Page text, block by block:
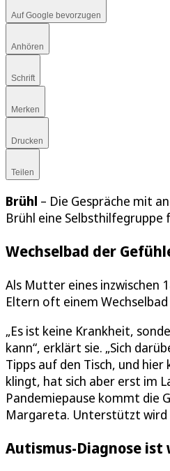
Auf Google bevorzugen
Anhören
Schrift
Merken
Drucken
Teilen
Brühl – Die Gespräche mit
Brühl eine
Wechselbad der
Als Mutter eines inzwischen
Eltern oft einem
„Es ist keine Krankheit,
kann“, erklärt sie. „Sich
Tipps auf den Tisch, und
klingt, hat sich aber erst im
Pandemiepause kommt die
Margareta. Unterstützt wird
Autismus-Diagnose ist